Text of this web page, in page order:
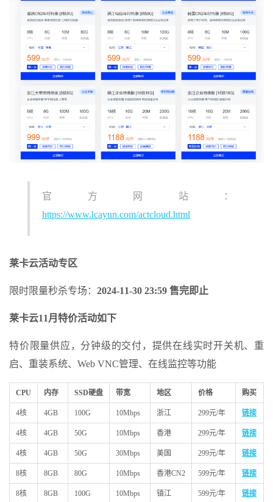
官方网站：
https://www.lcayun.com/actcloud.html
莱卡云活动专区
限时限量秒杀专场： 2024-11-30 23:59 售完即止
莱卡云11月特价活动如下
特价限量供应，分钟级的交付，提供在线实时开关机、重
启、重装系统、Web VNC管理、在线监控等功能
CPU 内存 SSD硬盘 带宽 地区 价格 购买
4核 4GB 100G 10Mbps 浙江 299元/年 链接
4核 4GB 50G 10Mbps 香港 299元/年 链接
4核 4GB 50G 30Mbps 美国 299元/年 链接
8核 8GB 80G 10Mbps 香港CN2 599元/年 链接
8核 8GB 100G 10Mbps 镇江 599元/年 链接